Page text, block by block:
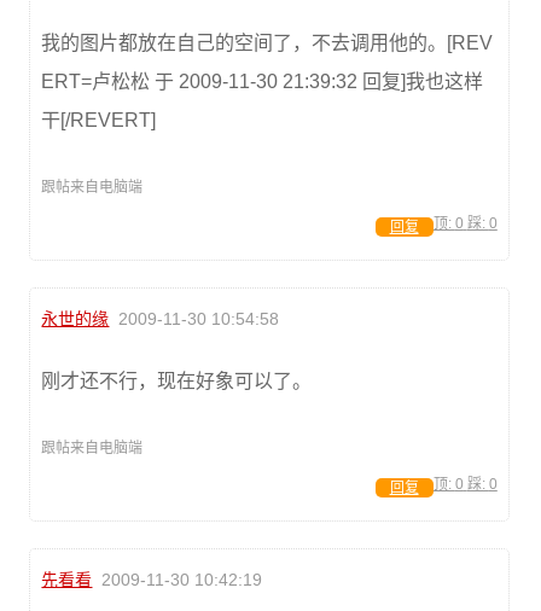
我的图片都放在自己的空间了，不去调用他的。[REV
ERT=卢松松 于 2009-11-30 21:39:32 回复]我也这样
干[/REVERT]
跟帖来自电脑端
顶: 0 踩: 0
回复
永世的缘 2009-11-30 10:54:58
刚才还不行，现在好象可以了。
跟帖来自电脑端
顶: 0 踩: 0
回复
先看看 2009-11-30 10:42:19